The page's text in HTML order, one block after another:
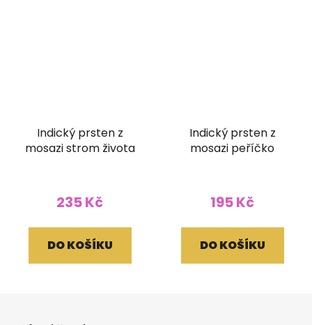
Indický prsten z
mosazi strom života
235 Kč
DO KOŠÍKU
Indický prsten z
mosazi peříčko
195 Kč
DO KOŠÍKU